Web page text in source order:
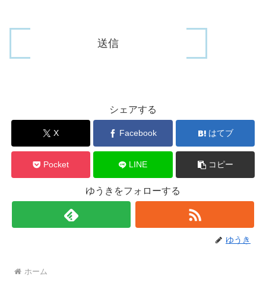
シェアする
X Facebook はてブ
Pocket LINE コピー
ゆうきをフォローする
ゆうき
ホーム